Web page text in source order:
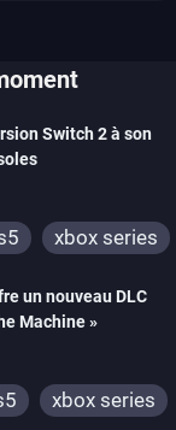
Switch 2 à son
xbox series
un nouveau DLC
Machine »
xbox series